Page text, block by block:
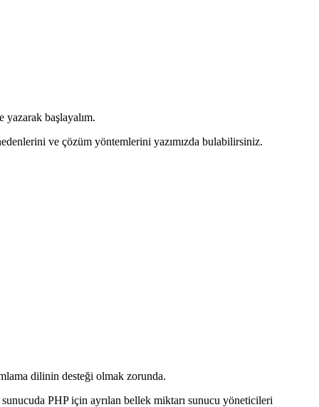
yazarak başlayalım.
ve çözüm yöntemlerini yazımızda bulabilirsiniz.
dilinin desteği olmak zorunda.
PHP için ayrılan bellek miktarı sunucu yöneticileri